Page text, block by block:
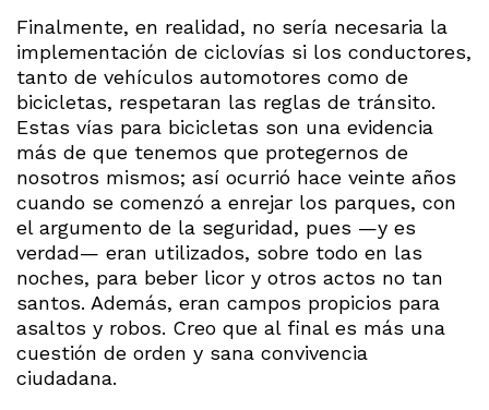
Finalmente, en realidad, no sería necesaria la
implementación de ciclovías si los conductores,
tanto de vehículos automotores como de
bicicletas, respetaran las reglas de tránsito.
Estas vías para bicicletas son una evidencia
más de que tenemos que protegernos de
nosotros mismos; así ocurrió hace veinte años
cuando se comenzó a enrejar los parques, con
el argumento de la seguridad, pues —y es
verdad— eran utilizados, sobre todo en las
noches, para beber licor y otros actos no tan
santos. Además, eran campos propicios para
asaltos y robos. Creo que al final es más una
cuestión de orden y sana convivencia
ciudadana.